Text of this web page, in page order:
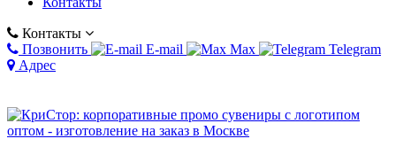
Контакты
Позвонить
E-mail Max
Telegram
Адрес